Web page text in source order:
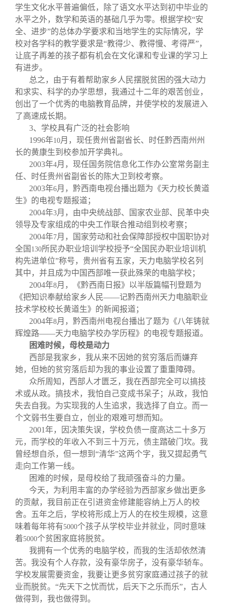
学生文化水平普遍偏低，除了语文水平达到初中毕业的
水平之外，数学和英语的基础几乎为零。根据学校“安
全、进步”的总体办学要求和当地学生的实际情况，学
校对各学科的教学要求是“教得少、教得慢、考得严”，
让底子再差的孩子都有机会在文化课和专业课的学习上
有进步。
总之，由于有着帮助家乡人民摆脱贫困的强大动力
和求实、科学的办学思想，我通过十二年的艰苦创业，
创出了一个优秀的电脑教育品牌，并使学校的发展进入
了高速成长期。
3、学校具有广泛的社会影响
1996年10月，现任贵州省副省长、时任黔西南州州
长的黄康生到校参加开学典礼。
2003年4月，现任国务院信息化工作办公室常务副主
任、时任贵州省副省长的陈大卫到校考察。
2003年6月，黔西南电视台播出题为《天力校长黄道
生》的电视专题报道；
2004年3月，由中央统战部、国家农业部、民革中央
领导及专家组成的中央工作联合推动组到校考察；
2004年7月，国家劳动和社会保障部授权中国职协对
全国 130所民办职业培训学校授予“全国民办职业培训机
构先进单位”称号，贵州省有五家，天力电脑学校名列
其中，并且成为中国西部唯一获此殊荣的电脑学校；
2004年8月，《黔西南日报》以半版篇幅刊登题为
《把知识奉献给家乡人民——记黔西南州天力电脑职业
技术学校校长黄道生》的新闻报道；
2004年8月，黔西南州电视台播出了题为《八年铸就
辉煌路——天力电脑学校办学历程》的电视专题报道。
困难时候，母校是动力
西部是我家乡，我从来不因她的贫穷落后而嫌弃
她，但她的贫穷落后却为我的事业设置了重重障碍。
众所周知，西部人才匮乏，我在西部完全可以搞技
术或从政。搞技术，我怕自己变成书呆子；从政，我怕
失去自我。为实现我的人生追求，我选择了自立。而一
个文弱书生要自立，创业的艰难可想而知。
2001年，因决策失误，学校负债一度高达二十多万
元，而学校的年收入不到三十万元，债主踏破门坎。我
曾经想自杀，但一想到“清华”这两个字，我又提起勇气
走向工作第一线。
困难的时候，是母校给了我顽强奋斗的力量。
今天，为利用丰富的办学经验为西部家乡做出更多
的贡献，我目前正在引进资金修建能容纳上万人的校
舍。五年之后，学校将形成上万人的在校生规模，这意
味着每年将有5000个孩子从学校毕业并就业，同时意味
着5000个贫困家庭将脱贫。
我拥有一个优秀的电脑学校，而我的生活却依然清
苦。我没有个人存款，没有豪华房子，没有豪华轿车。
学校发展需要资金，我要让更多贫穷家庭通过孩子的就
业而脱贫。“先天下之忧而忧，后天下之乐而乐”，古人
做得到，我也做得到。